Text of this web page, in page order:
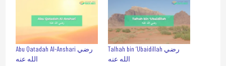
Abu Qatadah Al-Anshari رضي
الله عنه
Talhah bin ‘Ubaidillah رضي
الله عنه